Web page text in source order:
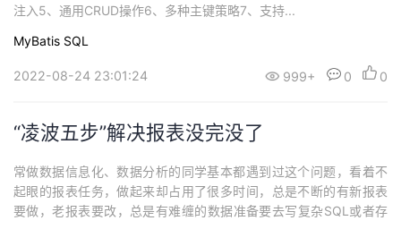
注入5、通用CRUD操作6、多种主键策略7、支持...
MyBatis SQL
2022-08-24 23:01:24 999+ 0 0
“凌波五步”解决报表没完没了
常做数据信息化、数据分析的同学基本都遇到过这个问题，看着不
起眼的报表任务，做起来却占用了很多时间，总是不断的有新报表
要做，老报表要改，总是有难缠的数据准备要去写复杂SQL或者存